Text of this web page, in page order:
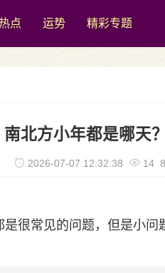
点 运势 精彩专题
南北方小年都是哪天？
2026-07-07 12:32:38 14
很常见的问题，但是小